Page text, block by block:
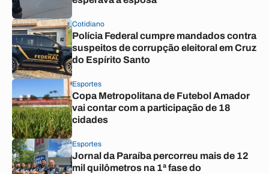
Cotidiano
Polícia Federal cumpre mandados contra
suspeitos de corrupção eleitoral em Cruz
do Espírito Santo
Esportes
Copa Metropolitana de Futebol Amador
vai contar com a participação de 18
cidades
Esportes
Jornal da Paraíba percorreu mais de 12
mil quilômetros na 1ª fase do